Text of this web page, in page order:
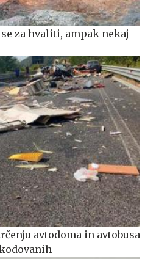
za hvaliti, ampak nekaj
avtodoma in avtobusa